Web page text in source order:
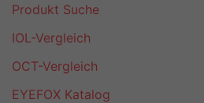
Produkt Suche
IOL-Vergleich
OCT-Vergleich
EYEFOX Katalog